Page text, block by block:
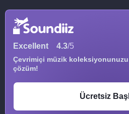
Excellent 4.3/5
Çevrimiçi müzik
çözüm!
Ücretsiz